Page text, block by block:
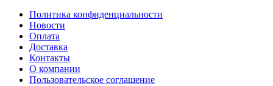
Политика конфиденциальности
Новости
Оплата
Доставка
Контакты
О компании
Пользовательское соглашение